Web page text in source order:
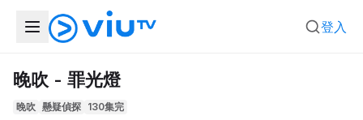
登入
晚吹 - 罪光燈
晚吹 懸疑偵探 130集完